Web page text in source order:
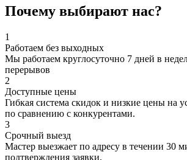
Почему выбирают нас?
1
Работаем без выходных
Мы работаем круглосуточно 7 дней в
перерывов
2
Доступные цены
Гибкая система скидок и низкие цены на
по сравнению с конкурентами.
3
Срочный выезд
Мастер выезжает по адресу в течении 30
подтверждения заявки.